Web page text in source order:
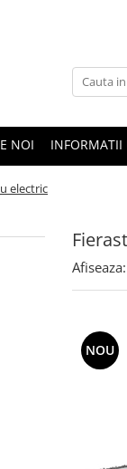
NOI INFORMATII
electric
Afiseaza:
NOU